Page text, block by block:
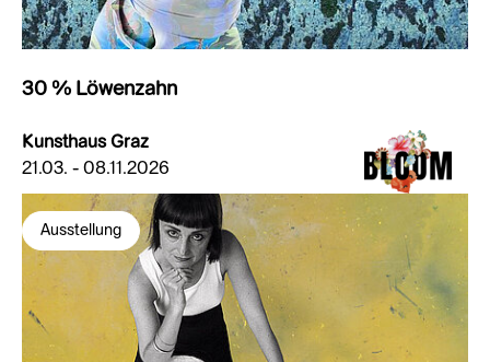
30 % Löwenzahn
Kunsthaus Graz
21.03. - 08.11.2026
Ausstellung